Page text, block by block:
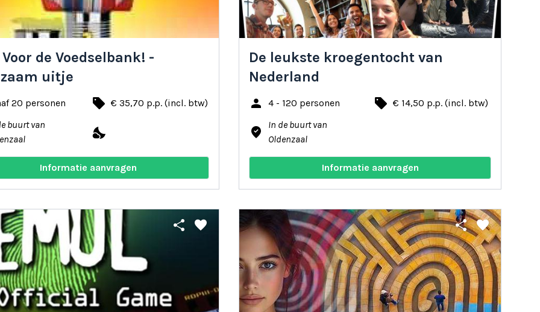
de Voedselbank! -
uitje
20 personen local_offer € 35,70 p.p. (incl. btw)
buurt van
nights_stay
Informatie aanvragen
De leukste kroegentocht van
Nederland
person
4 - 120 personen local_offer € 14,50 p.p. (incl. btw)
where_to_vote
In de buurt van
Oldenzaal
Informatie aanvragen
share favorite share favorite